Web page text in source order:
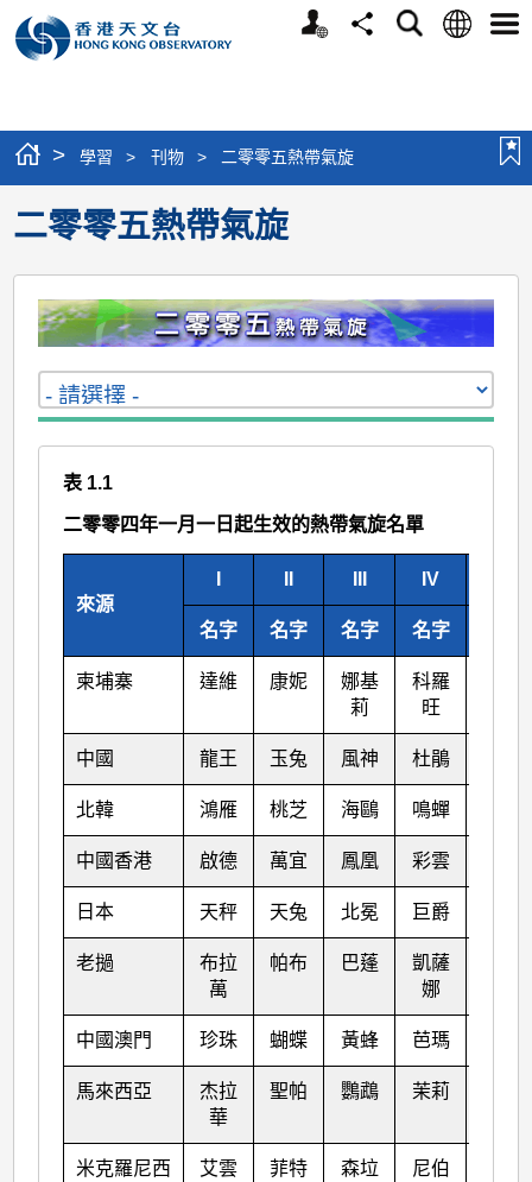
個
分
搜
語
選
> 學習 > 刊物 > 二零零五熱帶氣旋
二零零五熱帶氣旋
表 1.1
二零零四年一月一日起生效的熱帶氣旋名單
來源
IV
名字 名字 名字 名字
柬埔寨 達維 康妮
娜基
莉
科羅
旺
中國 龍王 玉兔 風神 杜鵑
北韓 鴻雁 桃芝 海鷗 鳴蟬
中國香港 啟德 萬宜 鳳凰 彩雲
日本 天秤 天兔 北冕 巨爵
老撾
布拉
萬
帕布 巴蓬
凱薩
娜
中國澳門 珍珠 蝴蝶 黃蜂 芭瑪
馬來西亞
杰拉
華
聖帕 鸚鵡 茉莉
米克羅尼西
艾雲
菲特
森垃
尼伯